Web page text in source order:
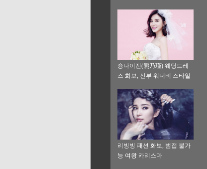
슝나이진(熊乃瑾) 웨딩드레
스 화보, 신부 워너비 스타일
리빙빙 패션 화보, 범접 불가
능 여왕 카리스마